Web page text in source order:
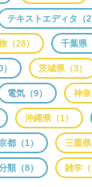
テキストエディタ（2
（28） 千葉県
茨城県（3）
電気（9） 神奈
沖縄県（1）
都（1） 三重県
類（8） 雑学（